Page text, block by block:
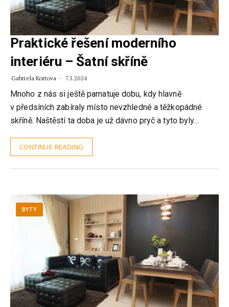
Praktické řešení moderního
interiéru – Šatní skříně
Gabriela Kortova 7.5.2024
Mnoho z nás si ještě pamatuje dobu, kdy hlavně
v předsíních zabíraly místo nevzhledné a těžkopádné
skříně. Naštěstí ta doba je už dávno pryč a tyto byly…
CONTINUE READING
BYTY